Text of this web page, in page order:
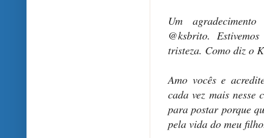
Um
@ksbrito.
tristeza. Como diz o
Amo vocês e
cada vez mais nesse
para postar porque
pela vida do meu